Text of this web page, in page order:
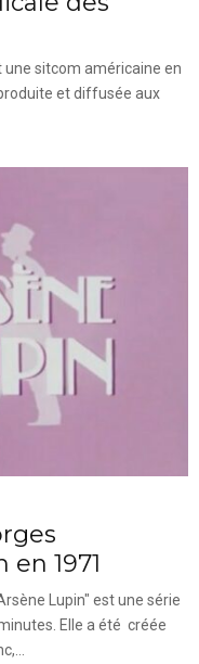
une sitcom américaine en
et diffusée aux
1971
Lupin" est une série
Elle a été créée